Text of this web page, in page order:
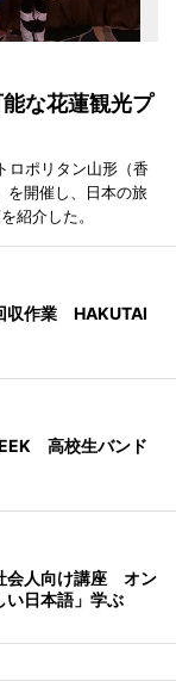
な花蓮観光プ
ロポリタン山形（香
を開催し、日本の旅
紹介した。
収作業 HAKUTAI
高校生バンド
会人向け講座 オン
い日本語」学ぶ